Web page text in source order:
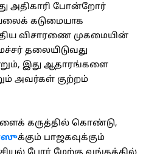
அதிகாரி போன்றோர்
கடுமையாக
விசாரணை முகமையின்
தலையிடுவது
இது ஆதாரங்களை
அவர்கள் குற்றம்
கருத்தில் கொண்டு,
க்கும் பாஜகவுக்கும்